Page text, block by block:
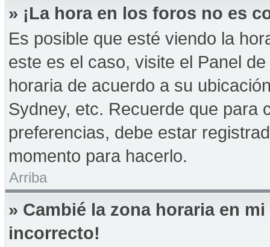
» ¡La hora en los foros no es
Es posible que esté viendo la
este es el caso, visite el Panel
horaria de acuerdo a su
Sydney, etc. Recuerde que para
preferencias, debe estar
momento para hacerlo.
Arriba
» Cambié la zona horaria en
incorrecto!